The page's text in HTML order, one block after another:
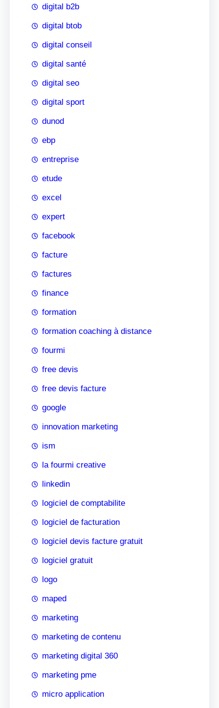
digital b2b
digital btob
digital conseil
digital santé
digital seo
digital sport
dunod
ebp
entreprise
etude
excel
expert
facebook
facture
factures
finance
formation
formation coaching à distance
fourmi
free devis
free devis facture
google
innovation marketing
ism
la fourmi creative
linkedin
logiciel de comptabilite
logiciel de facturation
logiciel devis facture gratuit
logiciel gratuit
logo
maped
marketing
marketing de contenu
marketing digital 360
marketing pme
micro application